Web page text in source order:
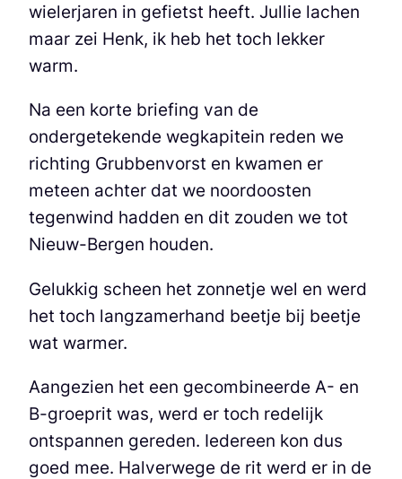
wielerjaren in gefietst heeft. Jullie lachen
maar zei Henk, ik heb het toch lekker
warm.
Na een korte briefing van de
ondergetekende wegkapitein reden we
richting Grubbenvorst en kwamen er
meteen achter dat we noordoosten
tegenwind hadden en dit zouden we tot
Nieuw-Bergen houden.
Gelukkig scheen het zonnetje wel en werd
het toch langzamerhand beetje bij beetje
wat warmer.
Aangezien het een gecombineerde A- en
B-groeprit was, werd er toch redelijk
ontspannen gereden. Iedereen kon dus
goed mee. Halverwege de rit werd er in de